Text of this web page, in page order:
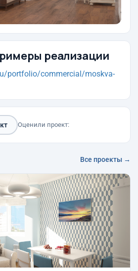
реализации
portfolio/commercial/moskva-
Оценили проект:
Все проекты →